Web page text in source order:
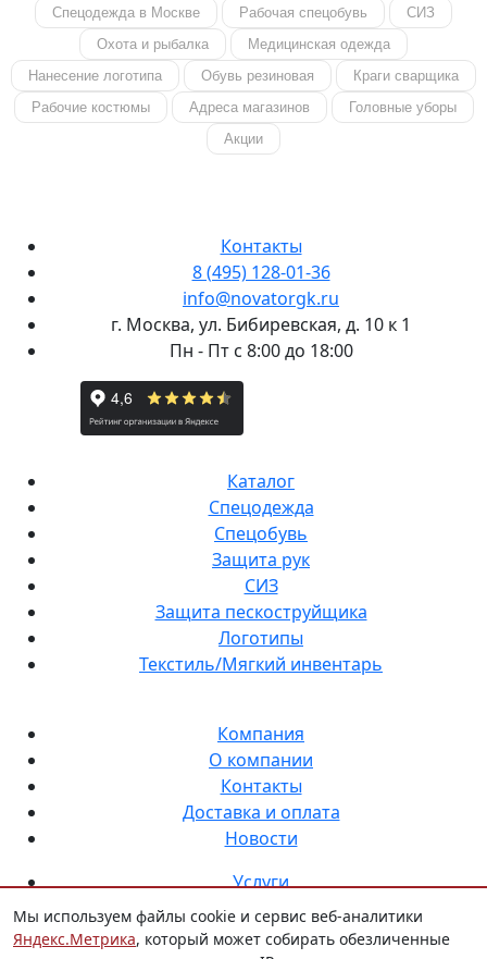
Спецодежда в Москве
Рабочая спецобувь
СИЗ
Охота и рыбалка
Медицинская одежда
Нанесение логотипа
Обувь резиновая
Краги сварщика
Рабочие костюмы
Адреса магазинов
Головные уборы
Акции
Контакты
8 (495) 128-01-36
info@novatorgk.ru
г. Москва, ул. Бибиревская, д. 10 к 1
Пн - Пт с 8:00 до 18:00
Каталог
Спецодежда
Спецобувь
Защита рук
СИЗ
Защита пескоструйщика
Логотипы
Текстиль/Мягкий инвентарь
Компания
О компании
Контакты
Доставка и оплата
Новости
Услуги
Нанесение логотипа на спецодежду
Индивидуальный пошив
Мы используем файлы cookie и сервис веб-аналитики
Яндекс.Метрика, который может собирать обезличенные